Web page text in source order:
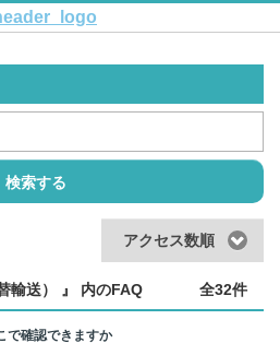
検索する
アクセス数順
輸送） 』 内のFAQ 全32件
で確認できますか